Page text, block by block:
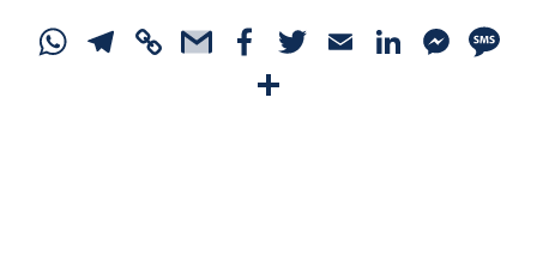
WhatsApp
Telegram
CopyGmailFacebook
Twitter
Email